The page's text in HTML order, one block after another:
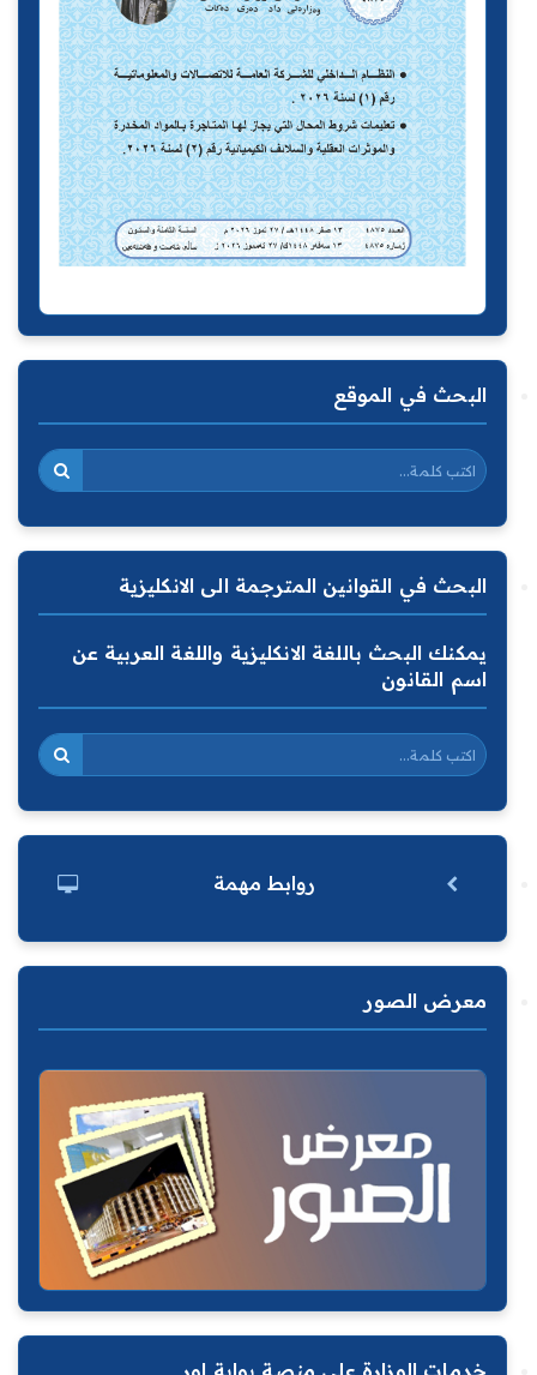
البحث في الموقع
البحث في القوانين المترجمة الى الانكليزية
يمكنك البحث باللغة الانكليزية واللغة العربية عن
اسم القانون
روابط مهمة
معرض الصور